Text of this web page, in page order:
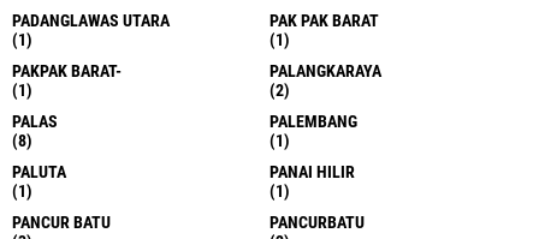
PADANGLAWAS UTARA
(1)
PAK PAK BARAT
(1)
PAKPAK BARAT-
(1)
PALANGKARAYA
(2)
PALAS
(8)
PALEMBANG
(1)
PALUTA
(1)
PANAI HILIR
(1)
PANCUR BATU
PANCURBATU